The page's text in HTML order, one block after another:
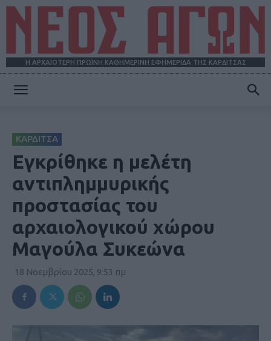
Η ΑΡΧΑΙΟΤΕΡΗ ΠΡΩΪΝΗ ΚΑΘΗΜΕΡΙΝΗ ΕΦΗΜΕΡΙΔΑ ΤΗΣ ΚΑΡΔΙΤΣΑΣ
ΚΑΡΔΙΤΣΑ
Εγκρίθηκε η μελέτη
αντιπλημμυρικής
προστασίας του
αρχαιολογικού χώρου
Μαγούλα Συκεώνα
18 Νοεμβρίου 2025, 9:53 πμ